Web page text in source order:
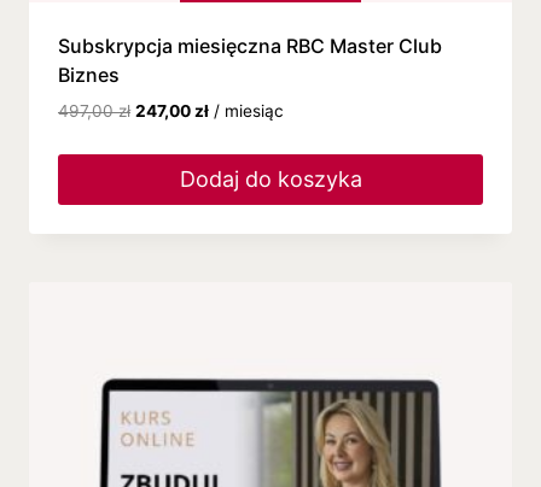
Subskrypcja miesięczna RBC Master Club
Biznes
497,00zł 247,00 zł / miesiąc
Dodaj do koszyka